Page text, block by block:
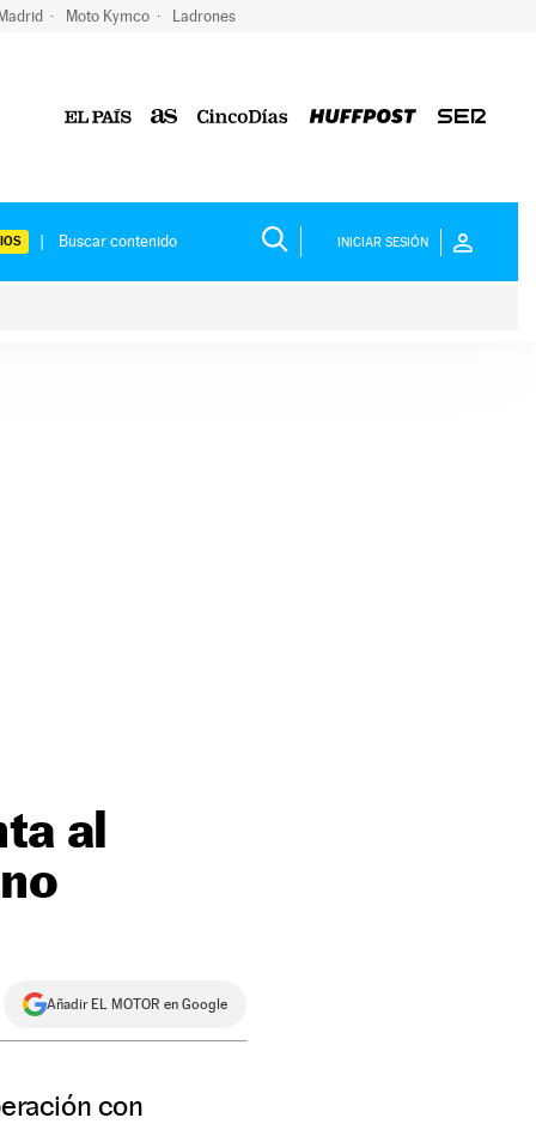
Moto Kymco Ladrones
INICIAR SESIÓN
al
Añadir EL MOTOR en Google
con